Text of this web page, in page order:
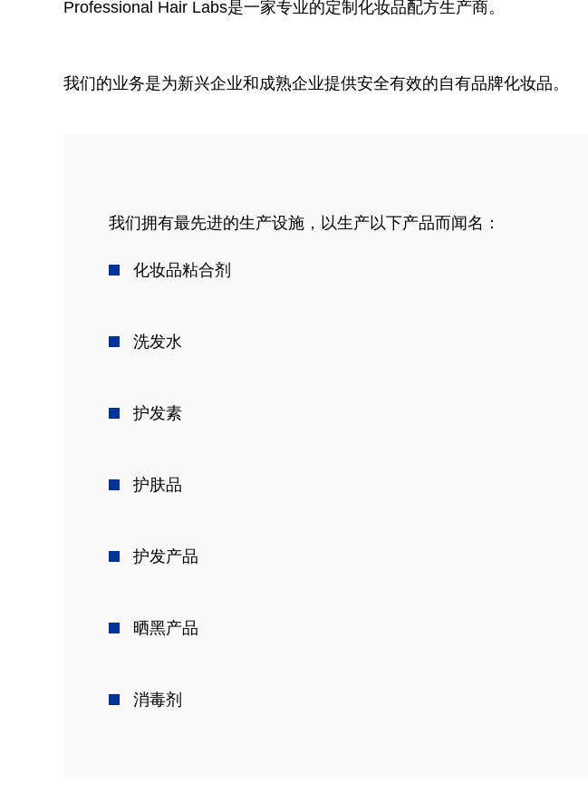
Professional Hair Labs是一家专业的定制化妆品配方生产商。
我们的业务是为新兴企业和成熟企业提供安全有效的自有品牌化妆品。
我们拥有最先进的生产设施，以生产以下产品而闻名：
化妆品粘合剂
洗发水
护发素
护肤品
护发产品
晒黑产品
消毒剂